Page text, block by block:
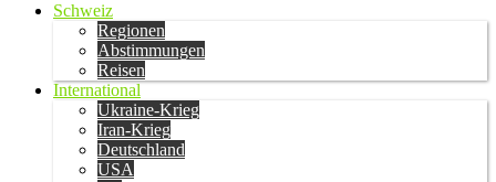
Schweiz
Regionen
Abstimmungen
Reisen
International
Ukraine-Krieg
Iran-Krieg
Deutschland
USA